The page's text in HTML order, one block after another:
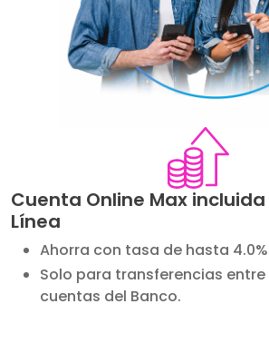
Image
Cuenta Online Max
Línea
Ahorra con tasa de hasta
Solo para transferencias
cuentas del Banco.